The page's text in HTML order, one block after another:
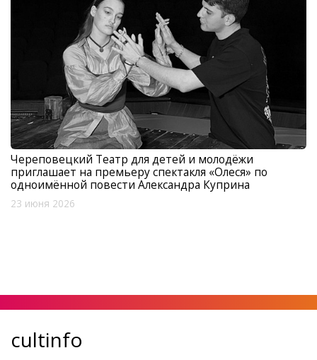
Череповецкий Театр для детей и молодёжи
приглашает на премьеру спектакля «Олеся» по
одноимённой повести Александра Куприна
23 июня 2026
cultinfo